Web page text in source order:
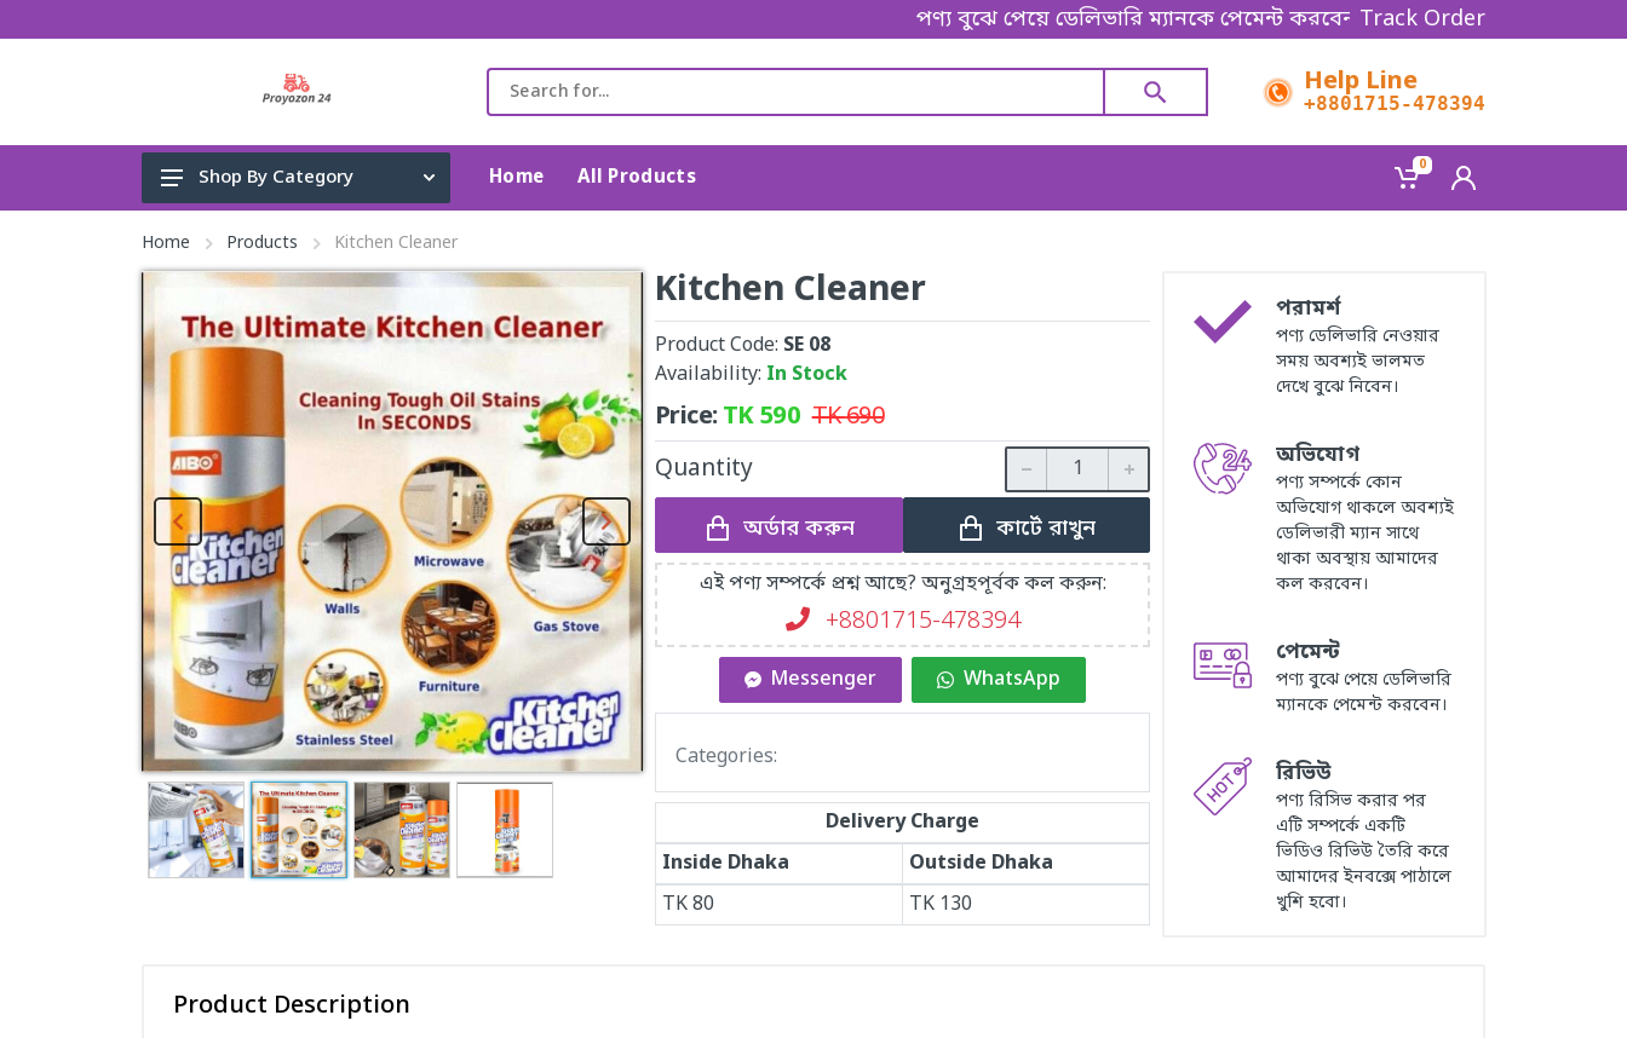
পণ্য বুঝে পেয়ে ডেলিভারি ম্যানকে পেমেন্ট করবেন। Thanks for shopping!
Track Order
Help Line
+8801715-478394
Gadget & Electronics
Cleaning Supplies
Toys, Kids & Baby
Accessories
Home Appliance
Fashion & Lifestyle
Health & Beauty
View All Categories
Shop By Category Home All Products
0
Home Products Kitchen Cleaner
Kitchen Cleaner
Product Code: SE 08
Availability: In Stock
Price:TK590 TK690
Quantity
অর্ডার করুন কার্টে রাখুন
এই পণ্য সম্পর্কে প্রশ্ন আছে? অনুগ্রহপূর্বক কল করুন:
+8801715-478394
Messenger WhatsApp
Categories:
Delivery Charge
Inside Dhaka
Outside Dhaka
TK80 TK 130
পরামর্শ
পণ্য ডেলিভারি নেওয়ার
সময় অবশ্যই ভালমত
দেখে বুঝে নিবেন।
অভিযোগ
পণ্য সম্পর্কে কোন
অভিযোগ থাকলে অবশ্যই
ডেলিভারী ম্যান সাথে
থাকা অবস্থায় আমাদের
কল করবেন।
পেমেন্ট
পণ্য বুঝে পেয়ে ডেলিভারি
ম্যানকে পেমেন্ট করবেন।
রিভিউ
পণ্য রিসিভ করার পর
এটি সম্পর্কে একটি
ভিডিও রিভিউ তৈরি করে
আমাদের ইনবক্সে পাঠালে
খুশি হবো।
Product Description